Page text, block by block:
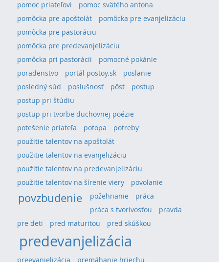
pomoc priateľovi
pomoc svätého antona
pomôcka pre apoštolát
pomôcka pre evanjelizáciu
pomôcka pre pastoráciu
pomôcka pre predevanjelizáciu
pomôcka pri pastorácii
pomocné pokánie
poradenstvo
portál postoy.sk
poslanie
posledný súd
poslušnosť pôst
postup
postup pri štúdiu
postup pri tvorbe duchovnej poézie
potešenie priateľa
potopa
potreby
použitie talentov na apoštolát
použitie talentov na evanjelizáciu
použitie talentov na predevanjelizáciu
použitie talentov na šírenie viery
povolanie
povzbudenie požehnanie
práca
práca s tvorivosťou
pravda
pre deti
pred maturitou pred skúškou
predevanjelizácia
preevanjelizácia
premáhanie hriechu